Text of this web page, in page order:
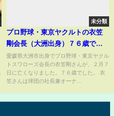
未分類
プロ野球・東京ヤクルトの衣笠
剛会長（大洲出身）７６歳で死
去 松山の秋季キャンプに道筋
【愛媛】 (25/02/10 18:56)
愛媛県大洲市出身でプロ野球・東京ヤクル
トスワローズ会長の衣笠剛さんが、２月７
日に亡くなりました。７６歳でした。 衣
笠さんは球団の社長兼オーナ...